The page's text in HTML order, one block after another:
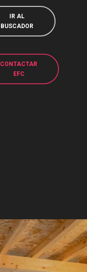
IR AL
BUSCADOR
CONTACTAR
EFC